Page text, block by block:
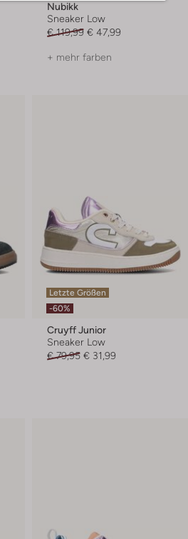
Nubikk
Sneaker Low
€ 119,99 € 47,99
+ mehr farben
Letzte Größen
-60%
Cruyff Junior
Sneaker Low
€ 79,95 € 31,99